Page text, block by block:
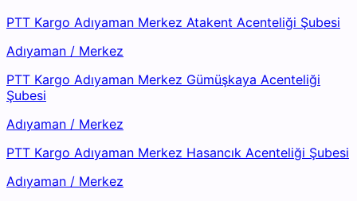
PTT Kargo Adıyaman Merkez Atakent Acenteliği Şubesi
Adıyaman / Merkez
PTT Kargo Adıyaman Merkez Gümüşkaya Acenteliği
Şubesi
Adıyaman / Merkez
PTT Kargo Adıyaman Merkez Hasancık Acenteliği Şubesi
Adıyaman / Merkez